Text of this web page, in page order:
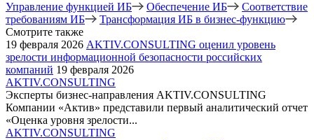
Управление функцией ИБ Обеспечение ИБ
Соответствие
требованиям ИБ
Трансформация ИБ в бизнес-функцию
Смотрите также
19 февраля 2026 AKTIV.CONSULTING оценил уровень
зрелости информационной безопасности российских
компаний 19 февраля 2026
AKTIV.CONSULTING
Эксперты бизнес-направления AKTIV.CONSULTING
Компании «Актив» представили первый аналитический отчет
«Оценка уровня зрелости...
AKTIV.CONSULTING